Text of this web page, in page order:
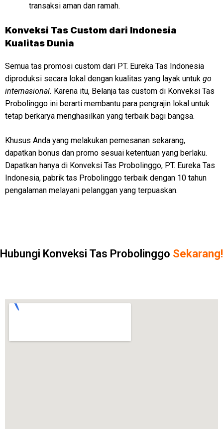
transaksi aman dan ramah.
Konveksi Tas Custom dari Indonesia
Kualitas Dunia
Semua tas promosi custom dari PT. Eureka Tas Indonesia
diproduksi secara lokal dengan kualitas yang layak untuk go
internasional. Karena itu, Belanja tas custom di Konveksi Tas
Probolinggo ini berarti membantu para pengrajin lokal untuk
tetap berkarya menghasilkan yang terbaik bagi bangsa.
Khusus Anda yang melakukan pemesanan sekarang,
dapatkan bonus dan promo sesuai ketentuan yang berlaku.
Dapatkan hanya di Konveksi Tas Probolinggo, PT. Eureka Tas
Indonesia, pabrik tas Probolinggo terbaik dengan 10 tahun
pengalaman melayani pelanggan yang terpuaskan.
Hubungi Konveksi Tas Probolinggo Sekarang!